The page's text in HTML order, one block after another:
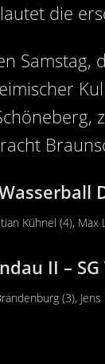
die
Kühnel (4),
II –
(3),